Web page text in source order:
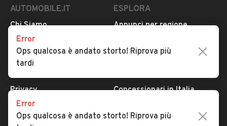
AUTOMOBILE.IT
Chi Siamo
Serve aiuto?
Dati identificativi
Privacy
Impostazioni Privacy
Security
ESPLORA
Annunci per regione
Tutte le auto usate
Concessionari in Italia
Valutazione auto
Error
Ops qualcosa è andato storto! Riprova più
tardi
Error
Ops qualcosa è andato storto! Riprova più